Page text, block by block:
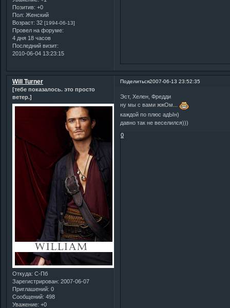
Позитив: +0
Пол: Женский
Возраст: 32 [1994-06-13]
Провел на форуме:
4 дня 18 часов
Последний визит:
2010-06-04 13:23:15
Поделиться2007-06-13 23:52:35
Will Turner
[тебе показалось. это просто
ветер.]
Откуда: С-Пб
Зарегистрирован: 2007-06-07
Приглашений: 0
Сообщений: 498
Уважение: +0
Эст, Хелен, Фредди
ну мы с вами жжОм...
каждой по плюс адЫн)
давно так не веселился)))
0